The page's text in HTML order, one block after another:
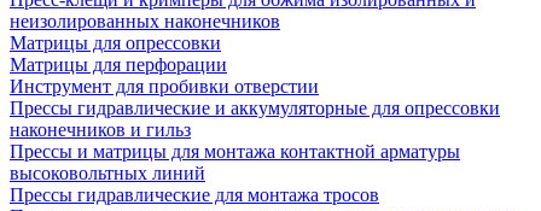
неизолированных наконечников
Матрицы для опрессовки
Матрицы для перфорации
Инструмент для пробивки отверстии
Прессы гидравлические и аккумуляторные для опрессовки
наконечников и гильз
Прессы и матрицы для монтажа контактной арматуры
высоковольтных линий
Прессы гидравлические для монтажа тросов